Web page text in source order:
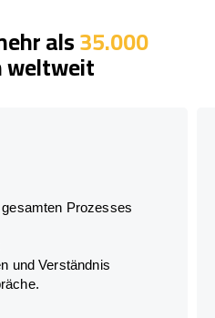
als35.000
weltweit
Prozesses
und Verständnis